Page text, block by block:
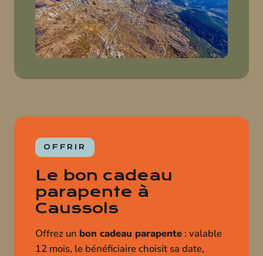
OFFRIR
Le bon cadeau
parapente à
Caussols
Offrez un bon cadeau parapente : valable
12 mois, le bénéficiaire choisit sa date,